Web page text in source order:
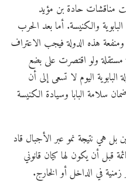
مناقشات حادة بن مؤيد
والكنيسة. أما بعد الحرب
هذه الدولة فيجب الاعتراف
مستقلة ولو اقتصرت على بضع
اليوم لا تسعى إلى أن
سلامة البابا وسيادة الكنيسة
بل هي نتيجة نمو عبر الأجبال قاد
قبل أن يكون لها كيان قانوني
في الداخل أو الخارج.